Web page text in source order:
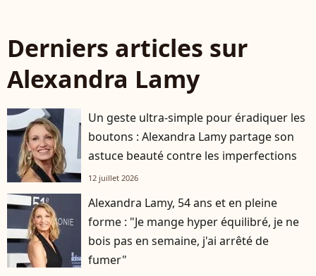
Derniers articles sur
Alexandra Lamy
Un geste ultra-simple pour éradiquer les
boutons : Alexandra Lamy partage son
astuce beauté contre les imperfections
12 juillet 2026
Alexandra Lamy, 54 ans et en pleine
forme : "Je mange hyper équilibré, je ne
bois pas en semaine, j'ai arrêté de
fumer"